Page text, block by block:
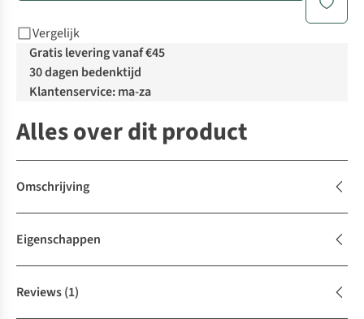
Vergelijk
Gratis levering vanaf €45
30 dagen bedenktijd
Klantenservice: ma-za
Alles over dit product
Omschrijving
Eigenschappen
Reviews(1)